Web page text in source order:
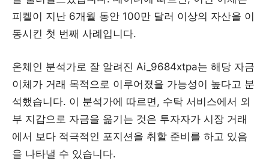
피켈이 지난 6개월 동안 100만 달러 이상의 자산을 이
동시킨 첫 번째 사례입니다.
온체인 분석가로 잘 알려진 Ai_9684xtpa는 해당 자금
이체가 거래 목적으로 이루어졌을 가능성이 높다고 분
석했습니다. 이 분석가에 따르면, 수탁 서비스에서 외
부 지갑으로 자금을 옮기는 것은 투자자가 시장 거래
에서 보다 적극적인 포지션을 취할 준비를 하고 있음
을 나타낼 수 있습니다.